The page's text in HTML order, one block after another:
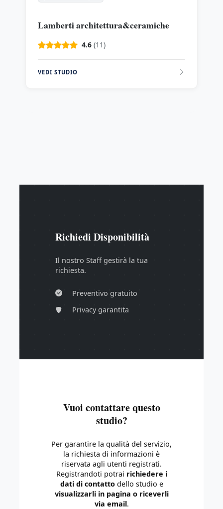
Lamberti architettura&ceramiche
4.6 (11)
VEDI STUDIO
Richiedi Disponibilità
Il nostro Staff gestirà la tua
richiesta.
Preventivo gratuito
Privacy garantita
Vuoi contattare questo
studio?
Per garantire la qualità del servizio,
la richiesta di informazioni è
riservata agli utenti registrati.
Registrandoti potrai richiedere i
dati di contattodello studio e
visualizzarli in pagina o riceverli
via email.